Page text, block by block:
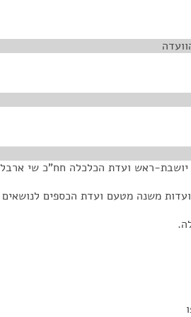
ראש ועדת הכלכלה חח"כ שי
משנה מטעם ועדת הכספים לנושאים